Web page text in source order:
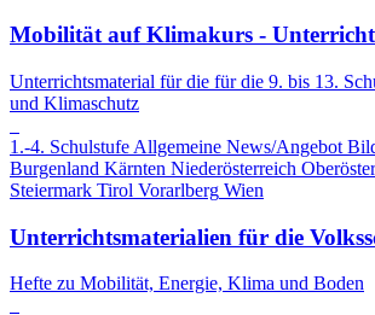
Mobilität auf Klimakurs -
Unterrichtsmaterial für die für die 9. bis 13.
und Klimaschutz
1.-4. Schulstufe Allgemeine News/Angebot
Burgenland Kärnten Niederösterreich
Steiermark Tirol Vorarlberg Wien
Unterrichtsmaterialien für die
Hefte zu Mobilität, Energie, Klima und Boden